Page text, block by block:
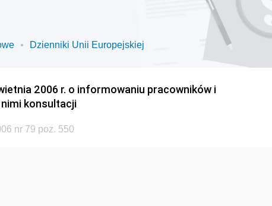
Dzienniki Unii Europejskiej
2006 r. o informowaniu pracowników i
konsultacji
nr 79 poz. 550